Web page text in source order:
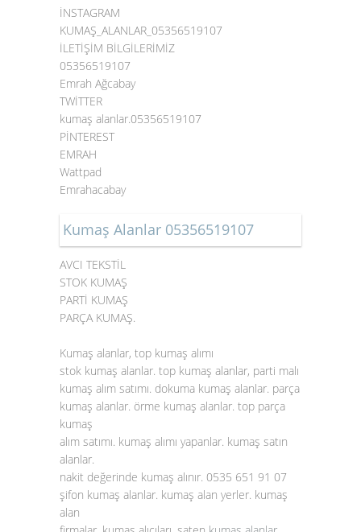
İNSTAGRAM
KUMAŞ_ALANLAR_05356519107
İLETİŞİM BİLGİLERİMİZ
05356519107
Emrah Ağcabay
TWİTTER
kumaş alanlar.05356519107
PİNTEREST
EMRAH
Wattpad
Emrahacabay
Kumaş Alanlar 05356519107
AVCI TEKSTİL
STOK KUMAŞ
PARTİ KUMAŞ
PARÇA KUMAŞ.
Kumaş alanlar, top kumaş alımı
stok kumaş alanlar. top kumaş alanlar, parti malı
kumaş alım satımı. dokuma kumaş alanlar. parça
kumaş alanlar. örme kumaş alanlar. top parça
kumaş
alım satımı. kumaş alımı yapanlar. kumaş satın
alanlar.
nakit değerinde kumaş alınır. 0535 651 91 07
şifon kumaş alanlar. kumaş alan yerler. kumaş
alan